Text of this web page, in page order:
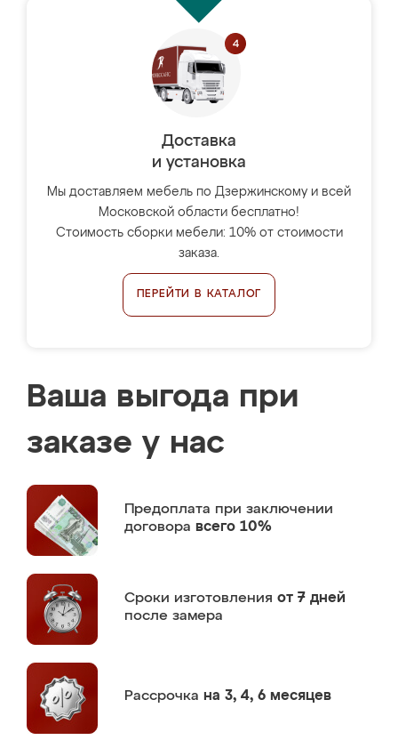
Доставка
и установка
Мы доставляем мебель по Дзержинскому и всей
Московской области бесплатно!
Стоимость сборки мебели: 10% от стоимости
заказа.
ПЕРЕЙТИ В КАТАЛОГ
Ваша выгода при
заказе у нас
Предоплата при заключении
договора всего 10%
Сроки изготовления от 7 дней
после замера
Рассрочка на 3, 4, 6 месяцев